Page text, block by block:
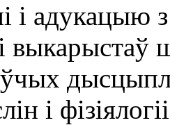
і адукацыю
выкарыстаў
і